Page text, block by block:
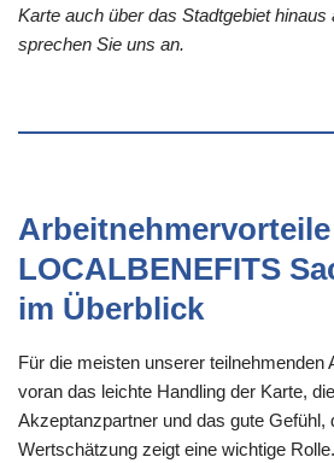
Karte auch über das Stadtgebiet
sprechen Sie uns an.
LOCALBENEFITS
im Überblick
Für die meisten unserer teilnehmenden
voran das leichte Handling der Karte,
Akzeptanzpartner und das gute Gefühl,
Wertschätzung zeigt eine wichtige